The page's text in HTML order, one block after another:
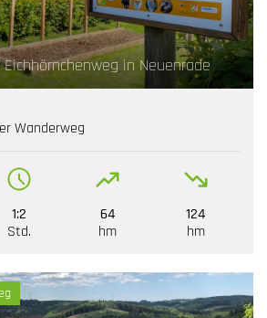
in Neuenrade
Wanderweg
1:2
Std.
64
hm
124
hm